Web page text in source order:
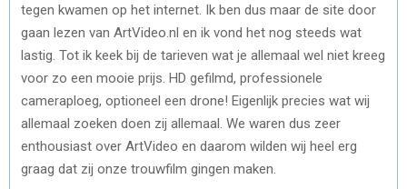
tegen kwamen op het internet. Ik ben dus maar de site door
gaan lezen van ArtVideo.nl en ik vond het nog steeds wat
lastig. Tot ik keek bij de tarieven wat je allemaal wel niet kreeg
voor zo een mooie prijs. HD gefilmd, professionele
cameraploeg, optioneel een drone! Eigenlijk precies wat wij
allemaal zoeken doen zij allemaal. We waren dus zeer
enthousiast over ArtVideo en daarom wilden wij heel erg
graag dat zij onze trouwfilm gingen maken.